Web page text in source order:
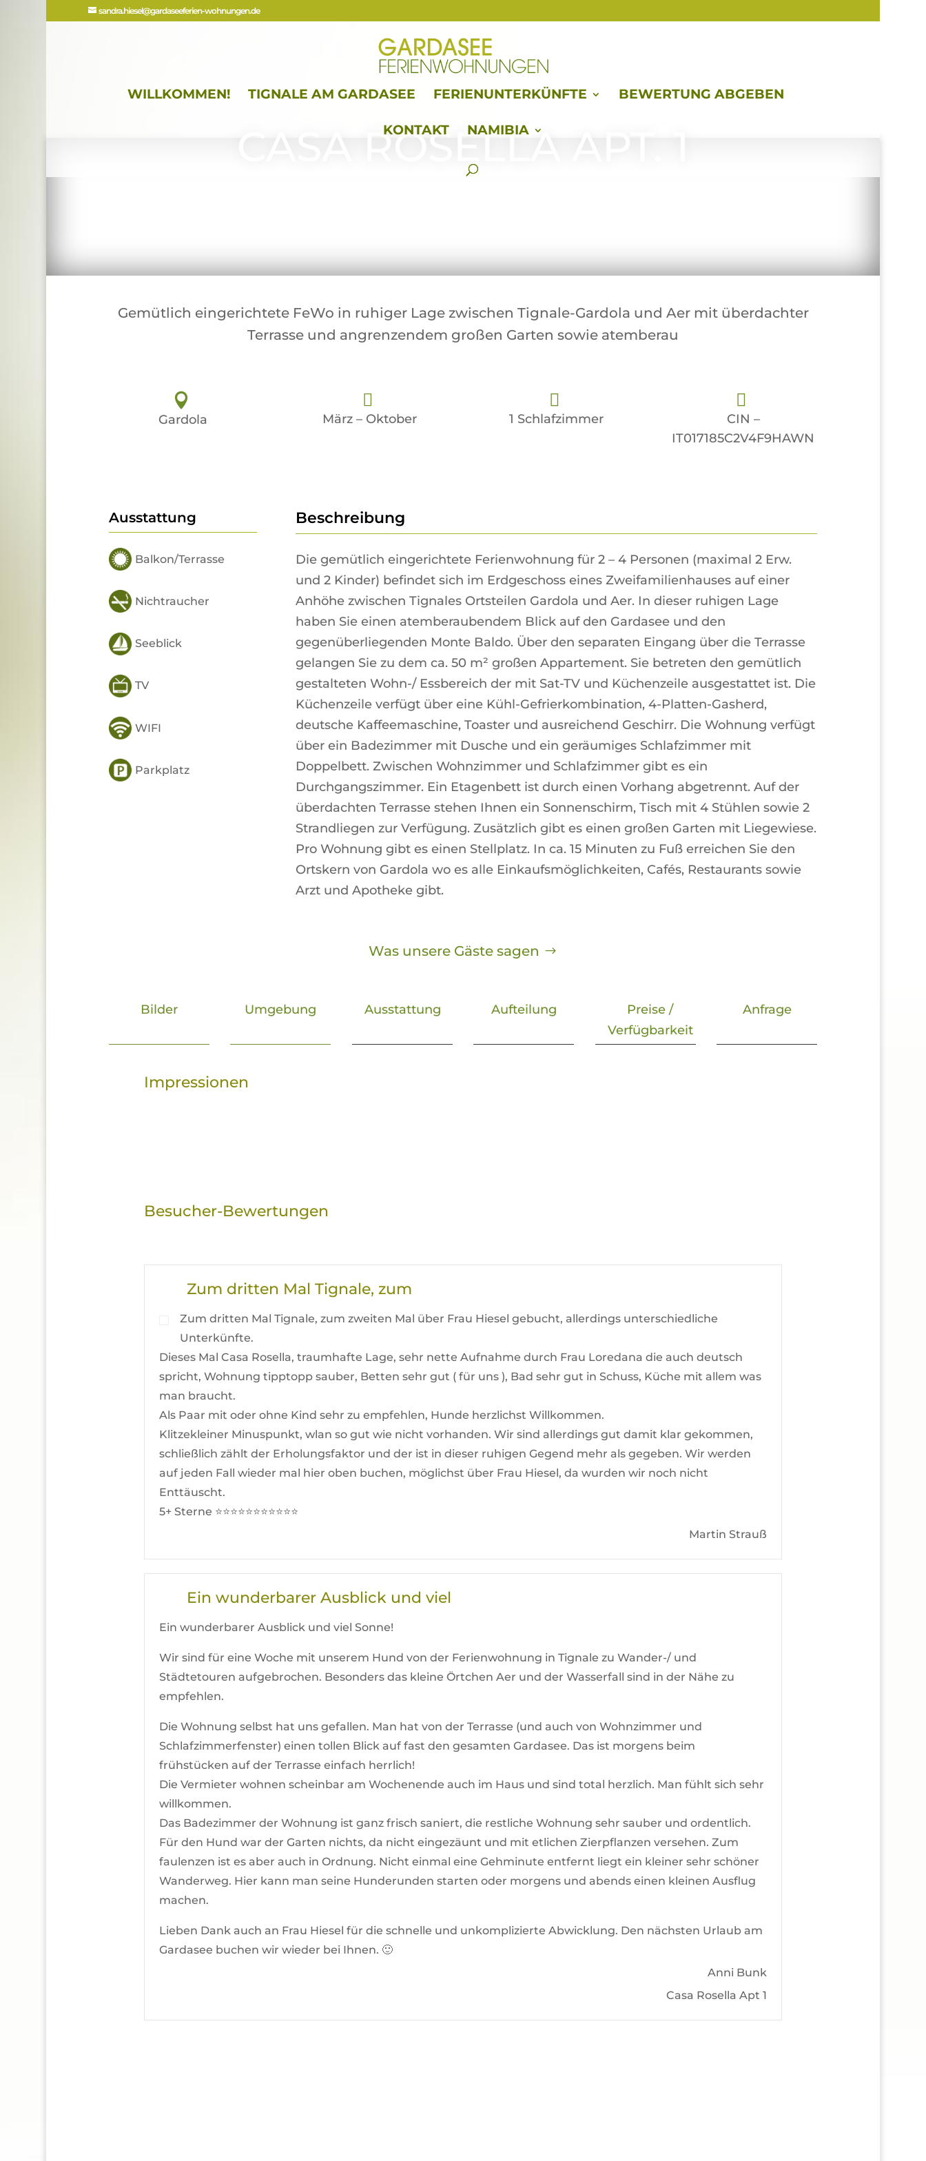
sandra.hiesel@gardaseeferien-wohnungen.de
WILLKOMMEN! TIGNALE AM GARDASEE FERIENUNTERKÜNFTE BEWERTUNG ABGEBEN
KONTAKT NAMIBIA
CASA ROSELLA APT. 1
Gemütlich eingerichtete FeWo in ruhiger Lage zwischen Tignale-Gardola und Aer mit überdachter
Terrasse und angrenzendem großen Garten sowie atemberau
Gardola März – Oktober 1 Schlafzimmer
CIN –
IT017185C2V4F9HAWN
Ausstattung
Balkon/Terrasse
Nichtraucher
Seeblick
TV
WIFI
Parkplatz
Beschreibung
Die gemütlich eingerichtete Ferienwohnung für 2 – 4 Personen (maximal 2 Erw.
und 2 Kinder) befindet sich im Erdgeschoss eines Zweifamilienhauses auf einer
Anhöhe zwischen Tignales Ortsteilen Gardola und Aer. In dieser ruhigen Lage
haben Sie einen atemberaubendem Blick auf den Gardasee und den
gegenüberliegenden Monte Baldo. Über den separaten Eingang über die Terrasse
gelangen Sie zu dem ca. 50 m² großen Appartement. Sie betreten den gemütlich
gestalteten Wohn-/ Essbereich der mit Sat-TV und Küchenzeile ausgestattet ist. Die
Küchenzeile verfügt über eine Kühl-Gefrierkombination, 4-Platten-Gasherd,
deutsche Kaffeemaschine, Toaster und ausreichend Geschirr. Die Wohnung verfügt
über ein Badezimmer mit Dusche und ein geräumiges Schlafzimmer mit
Doppelbett. Zwischen Wohnzimmer und Schlafzimmer gibt es ein
Durchgangszimmer. Ein Etagenbett ist durch einen Vorhang abgetrennt. Auf der
überdachten Terrasse stehen Ihnen ein Sonnenschirm, Tisch mit 4 Stühlen sowie 2
Strandliegen zur Verfügung. Zusätzlich gibt es einen großen Garten mit Liegewiese.
Pro Wohnung gibt es einen Stellplatz. In ca. 15 Minuten zu Fuß erreichen Sie den
Ortskern von Gardola wo es alle Einkaufsmöglichkeiten, Cafés, Restaurants sowie
Arzt und Apotheke gibt.
Was unsere Gäste sagen
Bilder Umgebung Ausstattung Aufteilung
Preise /
Verfügbarkeit
Anfrage
Impressionen
Besucher-Bewertungen
Zum dritten Mal Tignale, zum
Zum dritten Mal Tignale, zum zweiten Mal über Frau Hiesel gebucht, allerdings unterschiedliche
Unterkünfte.
Dieses Mal Casa Rosella, traumhafte Lage, sehr nette Aufnahme durch Frau Loredana die auch deutsch
spricht, Wohnung tipptopp sauber, Betten sehr gut ( für uns ), Bad sehr gut in Schuss, Küche mit allem was
man braucht.
Als Paar mit oder ohne Kind sehr zu empfehlen, Hunde herzlichst Willkommen.
Klitzekleiner Minuspunkt, wlan so gut wie nicht vorhanden. Wir sind allerdings gut damit klar gekommen,
schließlich zählt der Erholungsfaktor und der ist in dieser ruhigen Gegend mehr als gegeben. Wir werden
auf jeden Fall wieder mal hier oben buchen, möglichst über Frau Hiesel, da wurden wir noch nicht
Enttäuscht.
5+ Sterne ⭐️⭐️⭐️⭐️⭐️⭐️⭐️⭐️⭐️⭐️⭐️
Martin Strauß
Ein wunderbarer Ausblick und viel
Ein wunderbarer Ausblick und viel Sonne!
Wir sind für eine Woche mit unserem Hund von der Ferienwohnung in Tignale zu Wander-/ und
Städtetouren aufgebrochen. Besonders das kleine Örtchen Aer und der Wasserfall sind in der Nähe zu
empfehlen.
Die Wohnung selbst hat uns gefallen. Man hat von der Terrasse (und auch von Wohnzimmer und
Schlafzimmerfenster) einen tollen Blick auf fast den gesamten Gardasee. Das ist morgens beim
frühstücken auf der Terrasse einfach herrlich!
Die Vermieter wohnen scheinbar am Wochenende auch im Haus und sind total herzlich. Man fühlt sich sehr
willkommen.
Das Badezimmer der Wohnung ist ganz frisch saniert, die restliche Wohnung sehr sauber und ordentlich.
Für den Hund war der Garten nichts, da nicht eingezäunt und mit etlichen Zierpflanzen versehen. Zum
faulenzen ist es aber auch in Ordnung. Nicht einmal eine Gehminute entfernt liegt ein kleiner sehr schöner
Wanderweg. Hier kann man seine Hunderunden starten oder morgens und abends einen kleinen Ausflug
machen.
Lieben Dank auch an Frau Hiesel für die schnelle und unkomplizierte Abwicklung. Den nächsten Urlaub am
Gardasee buchen wir wieder bei Ihnen. 🙂
Anni Bunk
Casa Rosella Apt 1